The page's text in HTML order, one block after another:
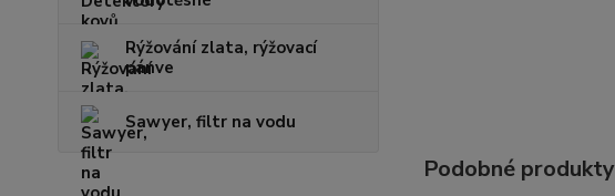
Rýžování zlata, rýžovací
pánve
Sawyer, filtr na vodu
Podobné produkty